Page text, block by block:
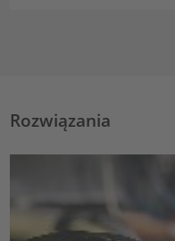
Rozwiązania